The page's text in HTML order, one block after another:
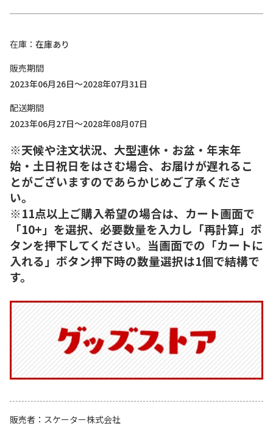
在庫
在庫あり
販売期間
2023年06月26日～2028年07月31日
配送期間
2023年06月27日～2028年08月07日
※天候や注文状況、大型連休・お盆・年末年
始・土日祝日をはさむ場合、お届けが遅れるこ
とがございますのであらかじめご了承くださ
い。
※11点以上ご購入希望の場合は、カート画面で
「10+」を選択、必要数量を入力し「再計算」ボ
タンを押下してください。当画面での「カートに
入れる」ボタン押下時の数量選択は1個で結構で
す。
販売者
スケーター株式会社